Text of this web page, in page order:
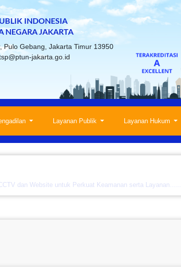
INDONESIA
NEGARA JAKARTA
Pulo Gebang, Jakarta Timur 13950
jakarta.go.id
Layanan Publik Layanan Hukum
dan Website untuk Perkuat Keamanan serta Layanan…....